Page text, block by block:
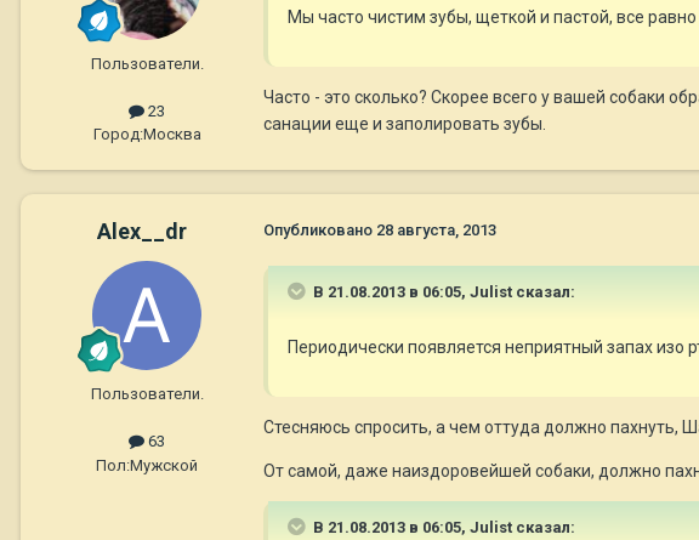
Пользователи.
23
Город:Москва
Мы часто чистим зубы, щеткой и пастой, все
Часто - это сколько? Скорее всего у вашей собаки
санации еще и заполировать зубы.
Alex__dr
Пользователи.
63
Пол:Мужской
Опубликовано 28 августа, 2013
В 21.08.2013 в 06:05, Julist сказал:
Периодически появляется неприятный запах изо
Стесняюсь спросить, а чем оттуда должно пахнуть,
От самой, даже наиздоровейшей собаки, должно
В 21.08.2013 в 06:05, Julist сказал: